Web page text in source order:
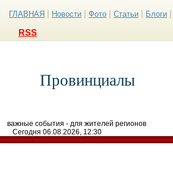
ГЛАВНАЯ Новости Фото Статьи Блоги
RSS
Провинциалы
важные события - для жителей регионов
Сегодня 06.08.2026, 12:30